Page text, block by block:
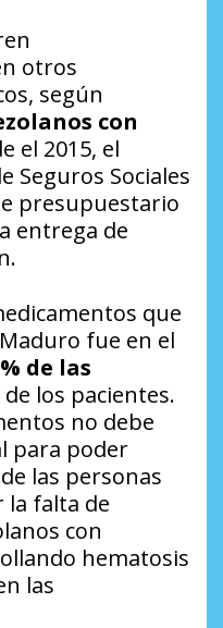
otros
según
con
el 2015, el
Seguros Sociales
presupuestario
entrega de
que
fue en el
de las
de los pacientes.
no debe
para poder
las personas
la falta de
con
hematosis
las